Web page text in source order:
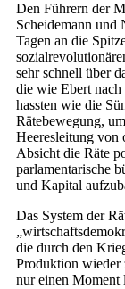
Den Führern der
Scheidemann und
Tagen an die
sehr schnell über
die wie Ebert
hassten wie die
Rätebewegung,
Heeresleitung von
Absicht die Räte
parlamentarische
und Kapital
Das System der
die durch den
Produktion wieder
nur einen Moment